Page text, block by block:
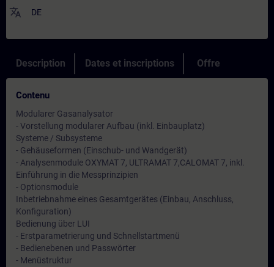
translate DE
Description Dates et inscriptions Offre
Contenu
Modularer Gasanalysator
- Vorstellung modularer Aufbau (inkl. Einbauplatz)
Systeme / Subsysteme
- Gehäuseformen (Einschub- und Wandgerät)
- Analysenmodule OXYMAT 7, ULTRAMAT 7,CALOMAT 7, inkl.
Einführung in die Messprinzipien
- Optionsmodule
Inbetriebnahme eines Gesamtgerätes (Einbau, Anschluss,
Konfiguration)
Bedienung über LUI
- Erstparametrierung und Schnellstartmenü
- Bedienebenen und Passwörter
- Menüstruktur